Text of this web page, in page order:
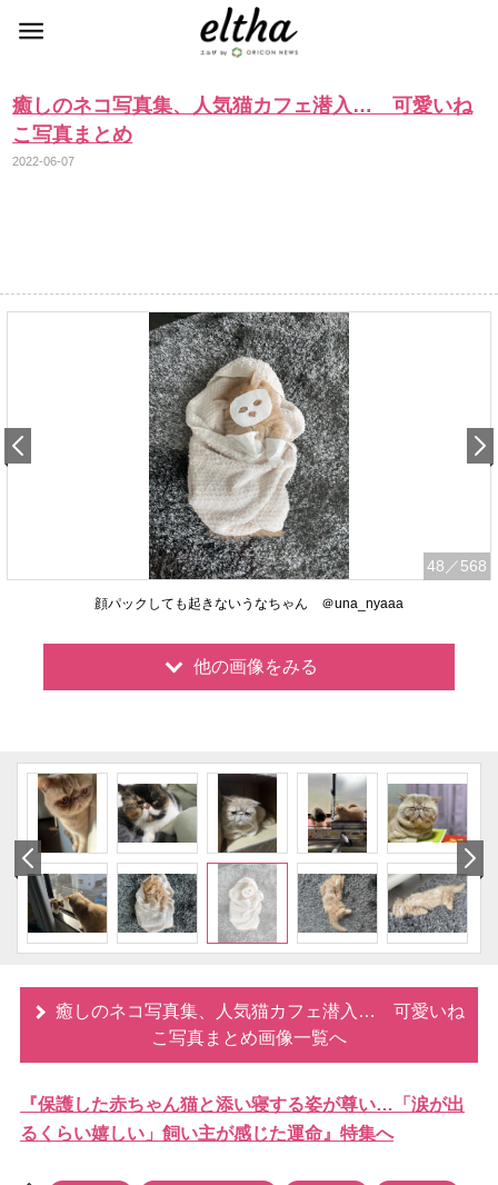
癒しのネコ写真集、人気猫カフェ潜入… 可愛いね
こ写真まとめ
2022-06-07
48 ／568
顔パックしても起きないうなちゃん ＠una_nyaaa
他の画像をみる
癒しのネコ写真集、人気猫カフェ潜入… 可愛いね
こ写真まとめ画像一覧へ
『保護した赤ちゃん猫と添い寝する姿が尊い…「涙が出
るくらい嬉しい」飼い主が感じた運命』特集へ